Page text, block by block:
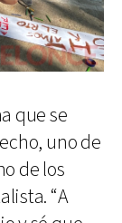
que se
uno de
de los
“A